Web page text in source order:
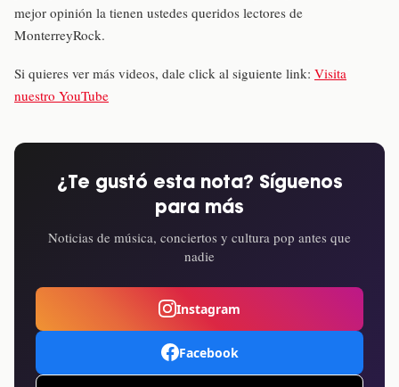
mejor opinión la tienen ustedes queridos lectores de
MonterreyRock.
Si quieres ver más videos, dale click al siguiente link: Visita
nuestro YouTube
¿Te gustó esta nota? Síguenos
para más
Noticias de música, conciertos y cultura pop antes que
nadie
Instagram
Facebook